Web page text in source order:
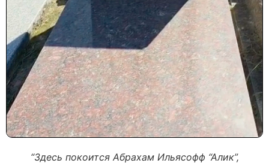
“Здесь покоится Абрахам Ильясофф “Алик”,